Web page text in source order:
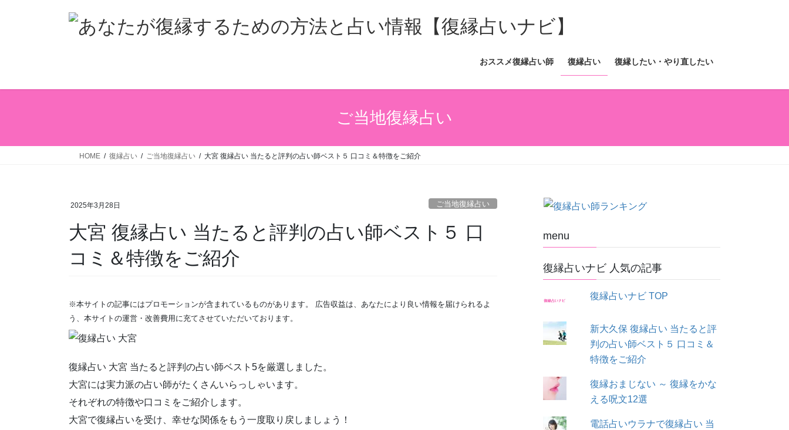
ス
ン
おススメ復縁占い師 復縁占い 復縁したい・やり直したい
ご当地復縁占い
HOME 復縁占い ご当地復縁占い 大宮 復縁占い 当たると評判の占い師ベスト５ 口コミ＆特徴をご紹介
2025年3月28日 ご当地復縁占い
大宮 復縁占い 当たると評判の占い師ベスト５ 口
コミ＆特徴をご紹介
※本サイトの記事にはプロモーションが含まれているものがあります。 広告収益は、あなたにより良い情報を届けられるよ
う、本サイトの運営・改善費用に充てさせていただいております。
復縁占い 大宮 当たると評判の占い師ベスト5を厳選しました。
大宮には実力派の占い師がたくさんいらっしゃいます。
それぞれの特徴や口コミをご紹介します。
大宮で復縁占いを受け、幸せな関係をもう一度取り戻しましょう！
menu
復縁占いナビ 人気の記事
復縁占いナビ TOP
新大久保 復縁占い 当たると評
判の占い師ベスト５ 口コミ＆
特徴をご紹介
復縁おまじない ～ 復縁をかな
える呪文12選
電話占いウラナで復縁占い 当